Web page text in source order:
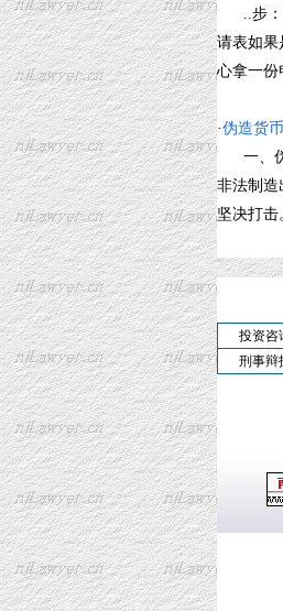
..步：
请表如果
心拿一份
·伪造货
一、伪
非法制造
坚决打击
投资咨
刑事辩